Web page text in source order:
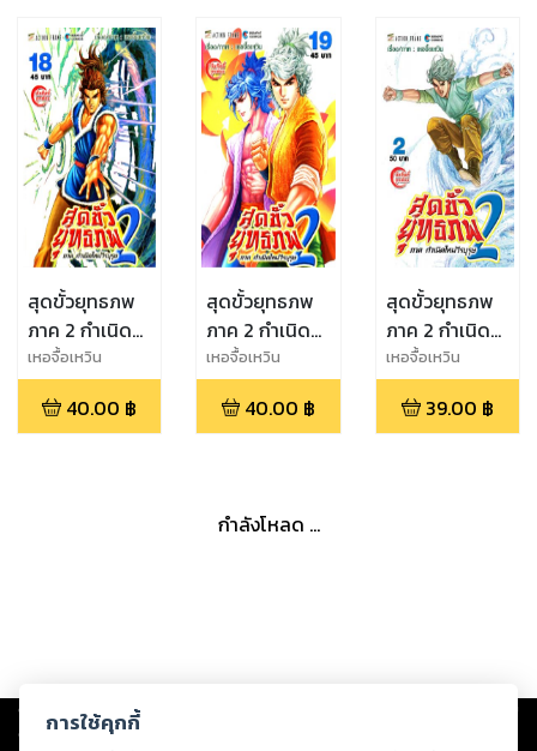
สุดขั้วยุทธภพ
ภาค 2 กำเนิด
ใหม่วีรบุรุษ เล่ม
18
เหอจื้อเหวิน
40.00 ฿
สุดขั้วยุทธภพ
ภาค 2 กำเนิด
ใหม่วีรบุรุษ เล่ม
19
เหอจื้อเหวิน
40.00 ฿
สุดขั้วยุทธภพ
ภาค 2 กำเนิด
ใหม่วีรบุรุษ เล่ม
2
เหอจื้อเหวิน
39.00 ฿
กำลังโหลด ...
Copyright © 2026
ต่อผลงานหรือเนื้อหาใดที่อัปโหลดผ่านเว็บไซต์และปรากฏว่าละเมิดสิทธิใน
การใช้คุกกี้